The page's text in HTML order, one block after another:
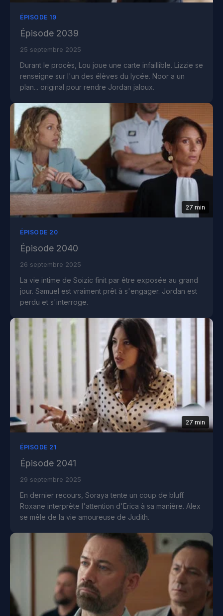
ÉPISODE 19
Épisode 2039
25 septembre 2025
Durant le procès, Lou joue une carte infaillible. Lizzie se
renseigne sur l'un des élèves du lycée. Noor a un
plan... original pour rendre Jordan jaloux.
27 min
ÉPISODE 20
Épisode 2040
26 septembre 2025
La vie intime de Soizic finit par être exposée au grand
jour. Samuel est vraiment prêt à s'engager. Jordan est
perdu et s'interroge.
27 min
ÉPISODE 21
Épisode 2041
29 septembre 2025
En dernier recours, Soraya tente un coup de bluff.
Roxane interprète l'attention d'Erica à sa manière. Alex
se mêle de la vie amoureuse de Judith.